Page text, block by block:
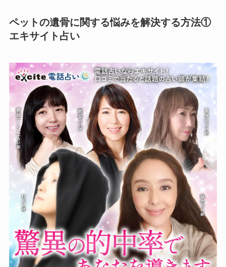
ペットの遺骨に関する悩みを解決する方法①
エキサイト占い